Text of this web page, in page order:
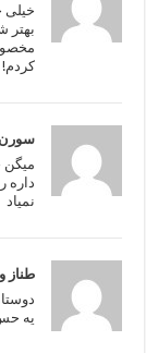
خیلی
بهتر
کردم!
داره
نمیاد
طناز
یه حس